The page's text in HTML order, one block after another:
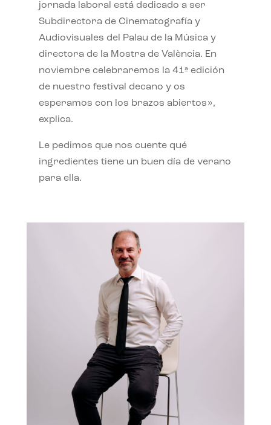
jornada laboral está dedicado a ser
Subdirectora de Cinematografía y
Audiovisuales del Palau de la Música y
directora de la Mostra de València. En
noviembre celebraremos la 41ª edición
de nuestro festival decano y os
esperamos con los brazos abiertos»,
explica.
Le pedimos que nos cuente qué
ingredientes tiene un buen día de verano
para ella.